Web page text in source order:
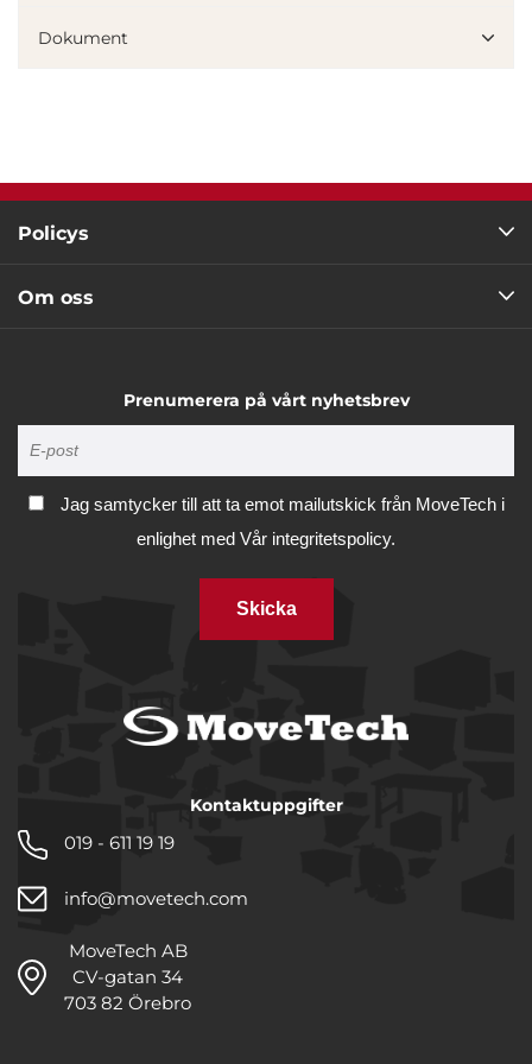
Marknadsföring
Dokument
Policys
Om oss
Prenumerera på vårt nyhetsbrev
Jag samtycker till att ta emot mailutskick från MoveTech i
enlighet med Vår integritetspolicy.
Skicka
Kontaktuppgifter
019 - 611 19 19
info@movetech.com
MoveTech AB
CV-gatan 34
703 82 Örebro